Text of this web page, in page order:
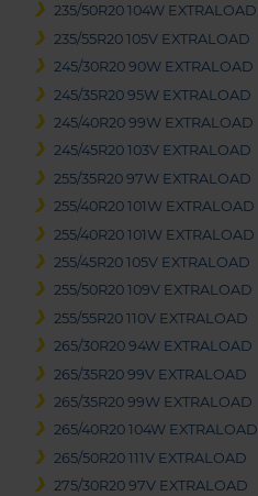
235/50R20 104W EXTRALOAD
235/55R20 105V EXTRALOAD
245/30R20 90W EXTRALOAD
245/35R20 95W EXTRALOAD
245/40R20 99W EXTRALOAD
245/45R20 103V EXTRALOAD
255/35R20 97W EXTRALOAD
255/40R20 101W EXTRALOAD
255/40R20 101W EXTRALOAD
255/45R20 105V EXTRALOAD
255/50R20 109V EXTRALOAD
255/55R20 110V EXTRALOAD
265/30R20 94W EXTRALOAD
265/35R20 99V EXTRALOAD
265/35R20 99W EXTRALOAD
265/40R20 104W EXTRALOAD
265/50R20 111V EXTRALOAD
275/30R20 97V EXTRALOAD